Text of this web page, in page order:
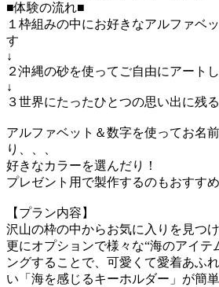
■体験の流れ■
１枠組みの中にお好きなアルファベ
す
↓
２沖縄の砂を使ってご自由にアート
↓
３世界にたったひとつの思い出に残
アルファベット＆数字を使ってお名
り、、、
好きなカラーを選んだり！
プレゼント用で製作するのもおすす
【プラン内容】
沢山の枠の中からお気に入りを見つけ
更にオプションで様々な“海のアイテ
ングすることで、可愛くて愛着あふ
い「海を感じるキーホルダー」が簡